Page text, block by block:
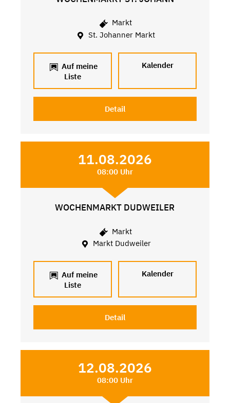
Markt
St. Johanner Markt
Auf meine
Liste
Kalender
Detail
11.08.2026
08:00 Uhr
WOCHENMARKT DUDWEILER
Markt
Markt Dudweiler
Auf meine
Liste
Kalender
Detail
12.08.2026
08:00 Uhr